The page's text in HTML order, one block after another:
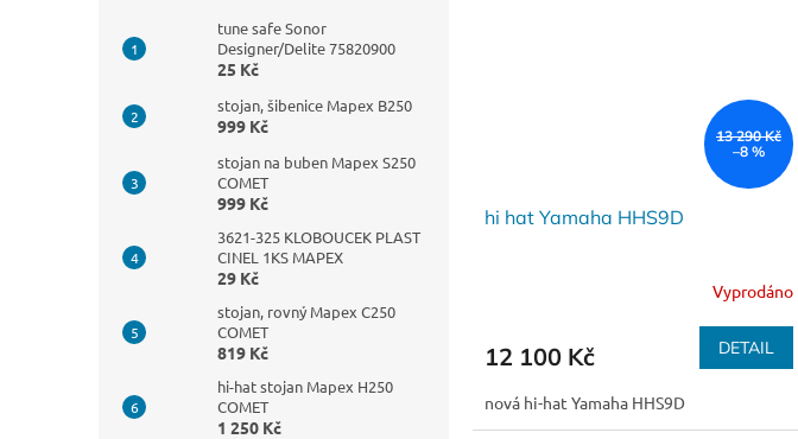
tune safe Sonor
Designer/Delite 75820900
25 Kč
stojan, šibenice Mapex B250
999 Kč
stojan na buben Mapex S250
COMET
999 Kč
3621-325 KLOBOUCEK PLAST
CINEL 1KS MAPEX
29 Kč
stojan, rovný Mapex C250
COMET
819 Kč
hi-hat stojan Mapex H250
COMET
1 250 Kč
13 290 Kč
–8 %
hi hat Yamaha HHS9D
Vyprodáno
12 100 Kč DETAIL
nová hi-hat Yamaha HHS9D